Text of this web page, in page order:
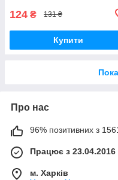
124 ₴ 131 ₴
Купити
Про нас
96% позитивних з
Працює з 23.04.2016
м. Харків